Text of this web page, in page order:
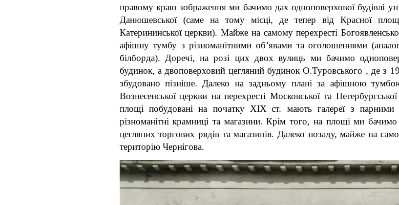
правому краю зображення ми бачимо дах одноповерхової будівлі
Данюшевської (саме на тому місці, де тепер від Красної
Катерининської церкви). Майже на самому перехресті
афішну тумбу з різноманітними об’явами та оголошеннями
білборда). Доречі, на розі цих двох вулиць ми бачимо
будинок, а двоповерховий цегляний будинок О.Туровського , де з
збудовано пізніше. Далеко на задньому плані за афішною
Вознесенської церкви на перехресті Московської та
площі побудовані на початкуXIX ст. мають галереї з
різноманітні крамниці та магазини. Крім того, на площі ми бачимо
цегляних торгових рядів та магазинів. Далеко позаду, майже на
територію Чернігова.